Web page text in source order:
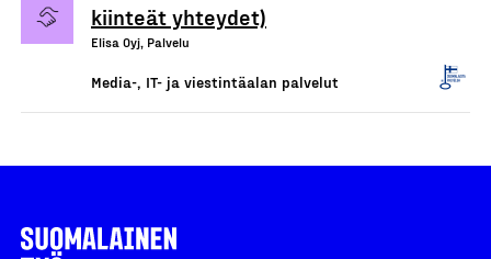
kiinteät yhteydet)
Elisa Oyj, Palvelu
Media-, IT- ja viestintäalan palvelut